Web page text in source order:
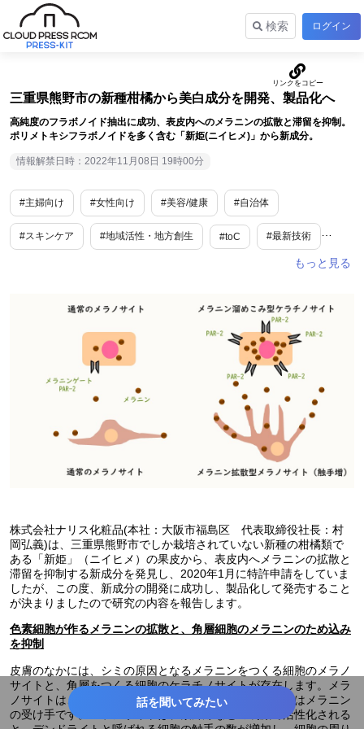
検索 ログイン
三重県熊野市の新種柑橘から美白成分を開発、製品化へ
高純度のフラボノイド抽出に成功、表皮内へのメラニンの拡散と滞留を抑制。
ポリメトキシフラボノイドを多く含む「新姫(ニイヒメ)」から新成分。
情報解禁日時：2022年11月08日 19時00分
#主婦向け #女性向け #美容/健康 #自治体
#スキンケア #地域活性・地方創生 #toC #最新技術
株式会社ナリス化粧品(本社：大阪市福島区 代表取締役社長：村
岡弘義)は、三重県熊野市でしか栽培されていない新種の柑橘類で
ある「新姫」（ニイヒメ）の果皮から、表皮内へメラニンの拡散と
滞留を抑制する新成分を発見し、2020年1月に特許申請をしていま
したが、この度、新成分の開発に成功し、製品化して発売すること
が決まりましたので研究の内容を報告します。
色素細胞が作るメラニンの拡散と、角層細胞のメラニンのため込み
を抑制
皮膚のなかには、シミの原因となるメラニンをつくる細胞のメラノ
サイトと、角層をつくる細胞のケラチノサイトが存在します。メラ
ノサイトは、メラニンの送り手であり、ケラチノサイトはメラニン
の受け手です。メラノサイトは、紫外線などの刺激で活性化される
話を聞いてみたい